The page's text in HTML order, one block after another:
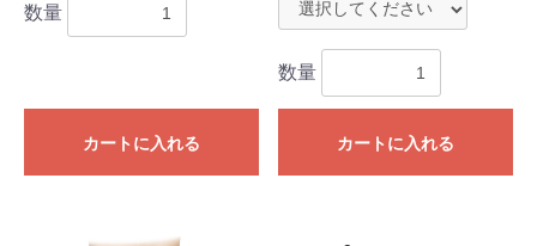
数量
カートに入れる
数量
カートに入れる